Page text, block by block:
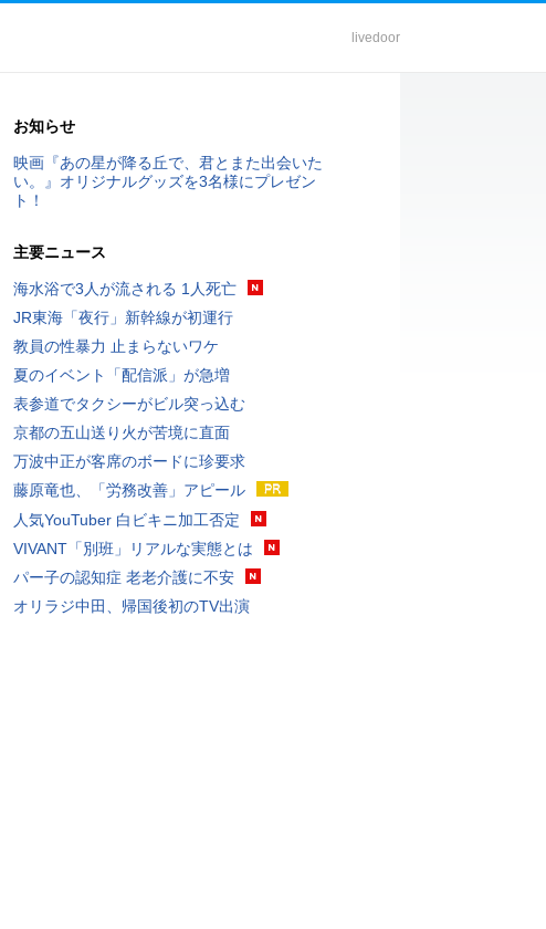
livedoor
お知らせ
映画『あの星が降る丘で、君とまた出会いた
い。』オリジナルグッズを3名様にプレゼン
ト！
主要ニュース
海水浴で3人が流される 1人死亡
JR東海「夜行」新幹線が初運行
教員の性暴力 止まらないワケ
夏のイベント「配信派」が急増
表参道でタクシーがビル突っ込む
京都の五山送り火が苦境に直面
万波中正が客席のボードに珍要求
藤原竜也、「労務改善」アピール
人気YouTuber 白ビキニ加工否定
VIVANT「別班」リアルな実態とは
パー子の認知症 老老介護に不安
オリラジ中田、帰国後初のTV出演